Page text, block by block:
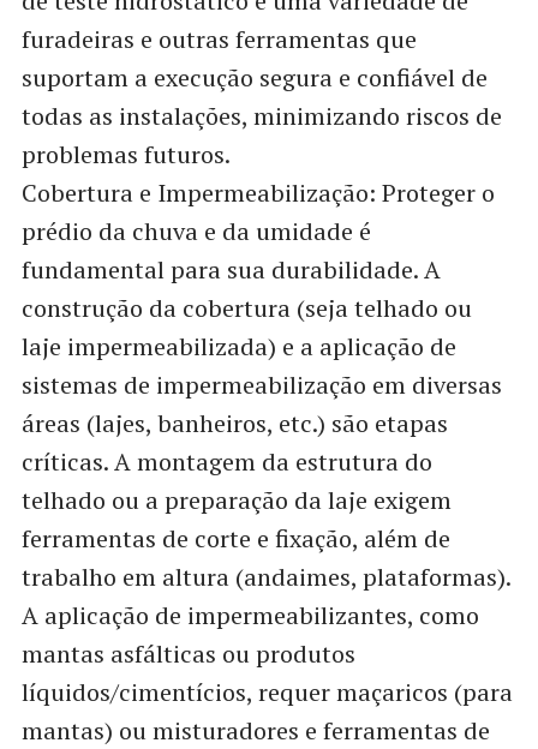
furadeiras e outras ferramentas que
suportam a execução segura e confiável de
todas as instalações, minimizando riscos de
problemas futuros.
Cobertura e Impermeabilização: Proteger o
prédio da chuva e da umidade é
fundamental para sua durabilidade. A
construção da cobertura (seja telhado ou
laje impermeabilizada) e a aplicação de
sistemas de impermeabilização em diversas
áreas (lajes, banheiros, etc.) são etapas
críticas. A montagem da estrutura do
telhado ou a preparação da laje exigem
ferramentas de corte e fixação, além de
trabalho em altura (andaimes, plataformas).
A aplicação de impermeabilizantes, como
mantas asfálticas ou produtos
líquidos/cimentícios, requer maçaricos (para
mantas) ou misturadores e ferramentas de